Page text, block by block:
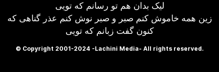
لیک بدان هم تو رسانم که تویی
زین همه خاموش کنم صبر و صبر نوش کنم عذر گناهی که
کنون گفت زبانم که تویی
© Copyright 2001-2024 -Lachini Media- All rights reserved.